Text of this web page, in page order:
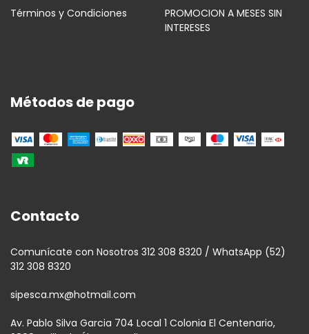
Términos y Condiciones
PROMOCION A MESES SIN
INTERESES
Métodos de pago
Contacto
Comunícate con Nosotros 312 308 8320 / WhatsApp (52)
312 308 8320
sipesca.mx@hotmail.com
Av. Pablo Silva Garcia 704 Local 1 Colonia El Centenario,